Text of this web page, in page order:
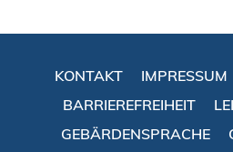
KONTAKT IMPRESSUM
BARRIEREFREIHEIT
GEBÄRDENSPRACHE